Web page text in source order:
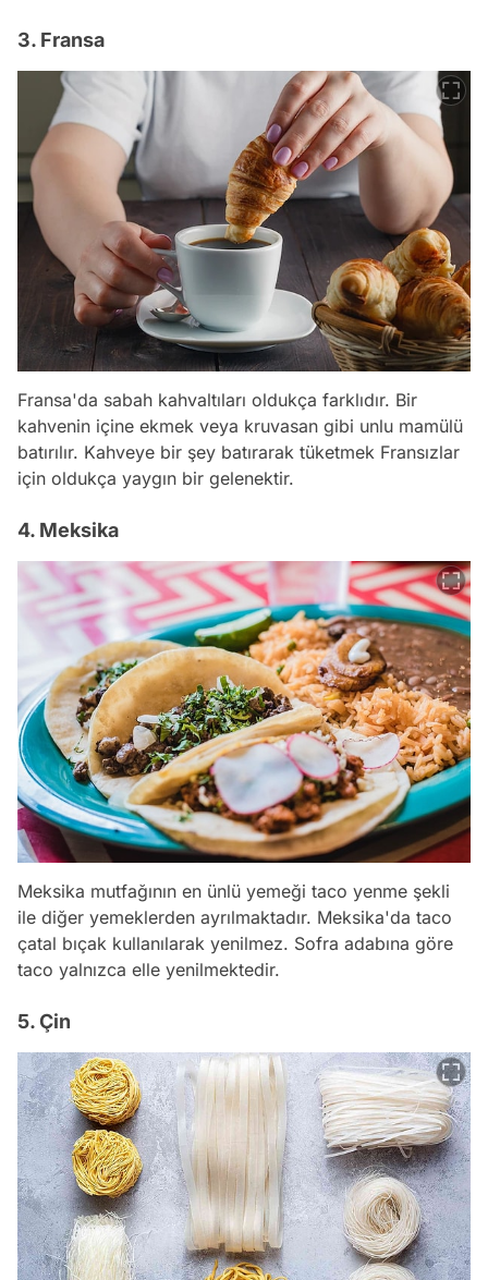
3. Fransa
Fransa'da sabah kahvaltıları oldukça farklıdır. Bir
kahvenin içine ekmek veya kruvasan gibi unlu mamülü
batırılır. Kahveye bir şey batırarak tüketmek Fransızlar
için oldukça yaygın bir gelenektir.
4. Meksika
Meksika mutfağının en ünlü yemeği taco yenme şekli
ile diğer yemeklerden ayrılmaktadır. Meksika'da taco
çatal bıçak kullanılarak yenilmez. Sofra adabına göre
taco yalnızca elle yenilmektedir.
5. Çin